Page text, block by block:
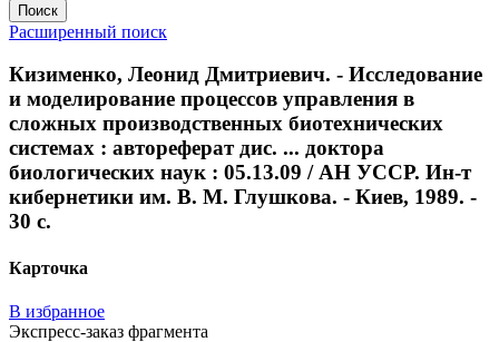
Поиск
Расширенный поиск
Кизименко, Леонид Дмитриевич. - Исследование
и моделирование процессов управления в
сложных производственных биотехнических
системах : автореферат дис. ... доктора
биологических наук : 05.13.09 / АН УССР. Ин-т
кибернетики им. В. М. Глушкова. - Киев, 1989. -
30 с.
Карточка
В избранное
Экспресс-заказ фрагмента